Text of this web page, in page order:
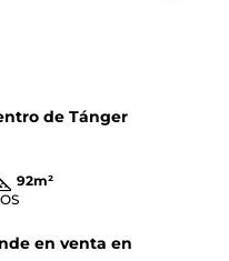
de Tánger
92m²
en venta en